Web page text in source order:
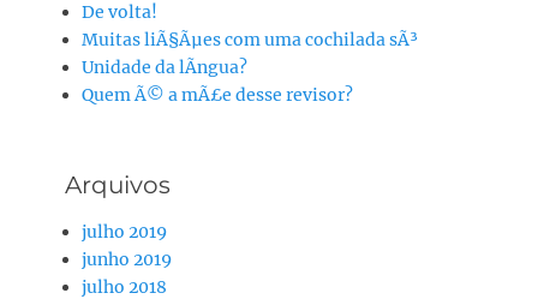
De volta!
Muitas liÃ§Ãµes com uma cochilada sÃ³
Unidade da lÃ­ngua?
Quem Ã© a mÃ£e desse revisor?
Arquivos
julho 2019
junho 2019
julho 2018